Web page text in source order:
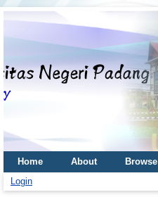
Home About Browse
Login